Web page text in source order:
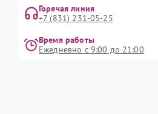
Горячая линия
+7 (831) 231-05-25
Время работы
Ежедневно с 9:00 до 21:00